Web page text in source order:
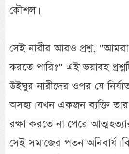
কৌশল।
সেই নারীর আরও প্রশ্ন,
করতে পারি?" এই ভয়াবহ
উইঘুর নারীদের ওপর যে
অসহ্য। যখন একজন ব্যক্তি
রক্ষা করতে না পেরে
সেই সমাজের পতন অনিবার্য।